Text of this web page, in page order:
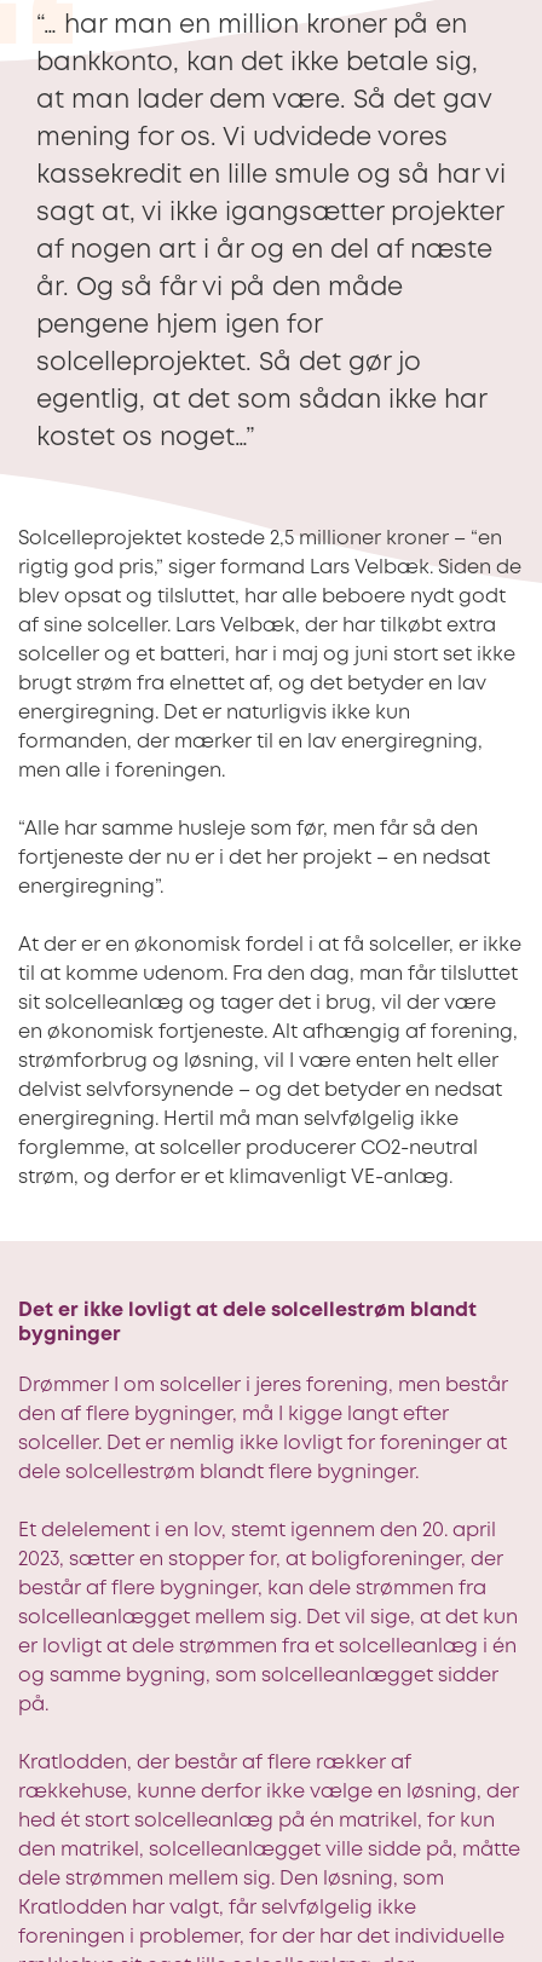
“… har man en million kroner på en
bankkonto, kan det ikke betale sig,
at man lader dem være. Så det gav
mening for os. Vi udvidede vores
kassekredit en lille smule og så har vi
sagt at, vi ikke igangsætter projekter
af nogen art i år og en del af næste
år. Og så får vi på den måde
pengene hjem igen for
solcelleprojektet. Så det gør jo
egentlig, at det som sådan ikke har
kostet os noget…”
Solcelleprojektet kostede 2,5 millioner kroner – “en
rigtig god pris,” siger formand Lars Velbæk. Siden de
blev opsat og tilsluttet, har alle beboere nydt godt
af sine solceller. Lars Velbæk, der har tilkøbt extra
solceller og et batteri, har i maj og juni stort set ikke
brugt strøm fra elnettet af, og det betyder en lav
energiregning. Det er naturligvis ikke kun
formanden, der mærker til en lav energiregning,
men alle i foreningen.
“Alle har samme husleje som før, men får så den
fortjeneste der nu er i det her projekt – en nedsat
energiregning”.
At der er en økonomisk fordel i at få solceller, er ikke
til at komme udenom. Fra den dag, man får tilsluttet
sit solcelleanlæg og tager det i brug, vil der være
en økonomisk fortjeneste. Alt afhængig af forening,
strømforbrug og løsning, vil I være enten helt eller
delvist selvforsynende – og det betyder en nedsat
energiregning. Hertil må man selvfølgelig ikke
forglemme, at solceller producerer CO2-neutral
strøm, og derfor er et klimavenligt VE-anlæg.
Det er ikke lovligt at dele solcellestrøm blandt
bygninger
Drømmer I om solceller i jeres forening, men består
den af flere bygninger, må I kigge langt efter
solceller. Det er nemlig ikke lovligt for foreninger at
dele solcellestrøm blandt flere bygninger.
Et delelement i en lov, stemt igennem den 20. april
2023, sætter en stopper for, at boligforeninger, der
består af flere bygninger, kan dele strømmen fra
solcelleanlægget mellem sig. Det vil sige, at det kun
er lovligt at dele strømmen fra et solcelleanlæg i én
og samme bygning, som solcelleanlægget sidder
på.
Kratlodden, der består af flere rækker af
rækkehuse, kunne derfor ikke vælge en løsning, der
hed ét stort solcelleanlæg på én matrikel, for kun
den matrikel, solcelleanlægget ville sidde på, måtte
dele strømmen mellem sig. Den løsning, som
Kratlodden har valgt, får selvfølgelig ikke
foreningen i problemer, for der har det individuelle